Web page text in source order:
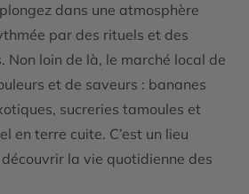
dans une atmosphère
par des rituels et des
Non loin de là, le marché local de
et de saveurs : bananes
sucreries tamoules et
en terre cuite. C’est un lieu
la vie quotidienne des